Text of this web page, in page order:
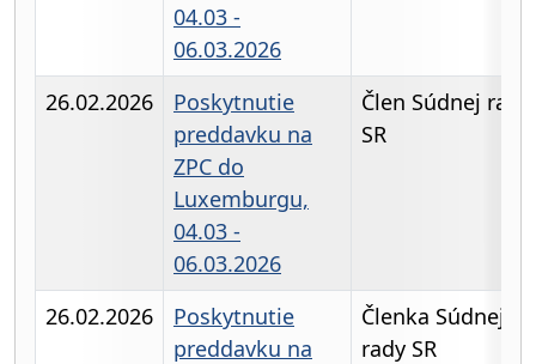
04.03 -
06.03.2026
26.02.2026
Poskytnutie
preddavku na
ZPC do
Luxemburgu,
04.03 -
06.03.2026
Člen Súdnej rady
SR
26.02.2026
Poskytnutie
preddavku na
Členka Súdnej
rady SR